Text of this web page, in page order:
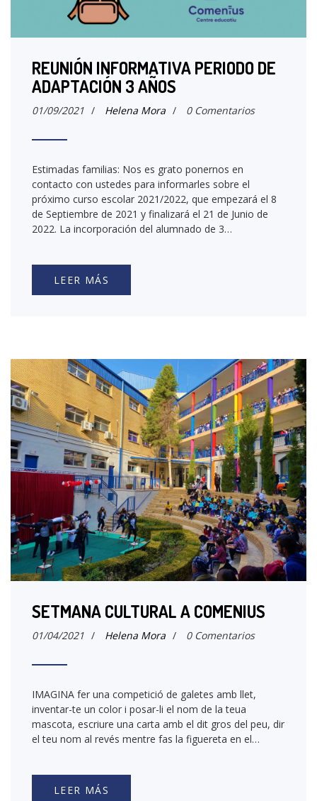
REUNIÓN INFORMATIVA PERIODO DE
ADAPTACIÓN 3 AÑOS
01/09/2021 / Helena Mora / 0 Comentarios
Estimadas familias: Nos es grato ponernos en
contacto con ustedes para informarles sobre el
próximo curso escolar 2021/2022, que empezará el 8
de Septiembre de 2021 y finalizará el 21 de Junio de
2022. La incorporación del alumnado de 3…
LEER MÁS
SETMANA CULTURAL A COMENIUS
01/04/2021 / Helena Mora / 0 Comentarios
IMAGINA fer una competició de galetes amb llet,
inventar-te un color i posar-li el nom de la teua
mascota, escriure una carta amb el dit gros del peu, dir
el teu nom al revés mentre fas la figuereta en el…
LEER MÁS